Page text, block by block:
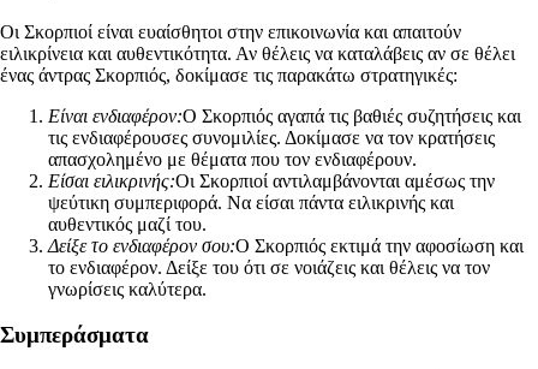
Οι Σκορπιοί είναι ευαίσθητοι στην επικοινωνία και απαιτούν
ειλικρίνεια και αυθεντικότητα. Αν θέλεις να καταλάβεις αν σε θέλει
ένας άντρας Σκορπιός, δοκίμασε τις παρακάτω στρατηγικές:
Είναι ενδιαφέρον:Ο Σκορπιός αγαπά τις βαθιές συζητήσεις και
τις ενδιαφέρουσες συνομιλίες. Δοκίμασε να τον κρατήσεις
απασχολημένο με θέματα που τον ενδιαφέρουν.
Είσαι ειλικρινής:Οι Σκορπιοί αντιλαμβάνονται αμέσως την
ψεύτικη συμπεριφορά. Να είσαι πάντα ειλικρινής και
αυθεντικός μαζί του.
Δείξε το ενδιαφέρον σου:Ο Σκορπιός εκτιμά την αφοσίωση και
το ενδιαφέρον. Δείξε του ότι σε νοιάζεις και θέλεις να τον
γνωρίσεις καλύτερα.
Συμπεράσματα